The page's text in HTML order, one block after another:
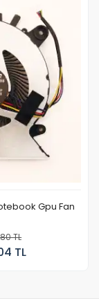
Gpu Fan
TL
TL